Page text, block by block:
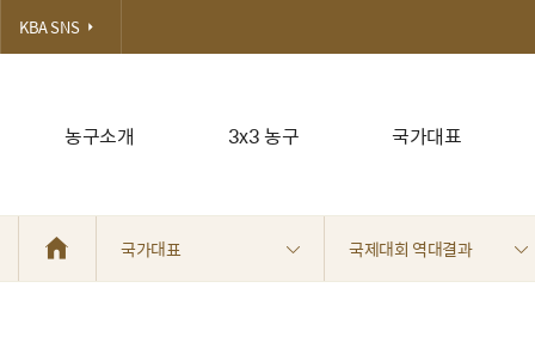
농구소개 3x3 농구 국가대표
KBA SNS
국가대표 국제대회 역대결과